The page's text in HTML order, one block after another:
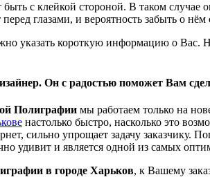
быть с клейкой стороной. В таком случае
перед глазами, и вероятность забыть о
указать короткую информацию о Вас.
Он с радостью поможет Вам
Полиграфии мы работаем только на
настолько быстро, насколько это
сильно упрощает задачу заказчику.
удивит и является одной из самых
в городе Харьков, к Вашему